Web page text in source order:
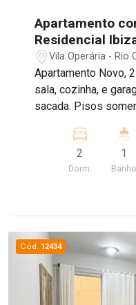
Apartamento
Residencial
Rio Claro/SP
Vila Operária - Rio
Apartamento Novo,
sala, cozinha, e
sacada. Pisos
espaço pets, salão
2
Dorm.
1
Banho
Cód. 12434